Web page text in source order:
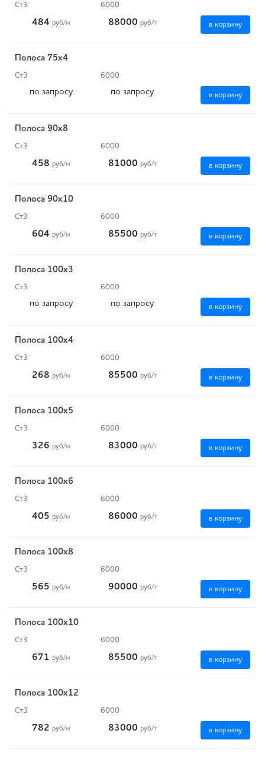
Ст3 6000
484 руб/м 88000 руб/т в корзину
Полоса 75x4
Ст3 6000
по запросу по запросу в корзину
Полоса 90x8
Ст3 6000
458 руб/м 81000 руб/т в корзину
Полоса 90x10
Ст3 6000
604 руб/м 85500 руб/т в корзину
Полоса 100x3
Ст3 6000
по запросу по запросу в корзину
Полоса 100x4
Ст3 6000
268 руб/м 85500 руб/т в корзину
Полоса 100x5
Ст3 6000
326 руб/м 83000 руб/т в корзину
Полоса 100x6
Ст3 6000
405 руб/м 86000 руб/т в корзину
Полоса 100x8
Ст3 6000
565 руб/м 90000 руб/т в корзину
Полоса 100x10
Ст3 6000
671 руб/м 85500 руб/т в корзину
Полоса 100х12
Ст3 6000
782 руб/м 83000 руб/т в корзину